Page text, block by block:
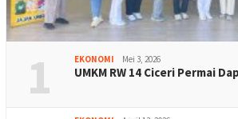
1 EKONOMI Mei 3, 2026
UMKM RW 14 Ciceri Permai